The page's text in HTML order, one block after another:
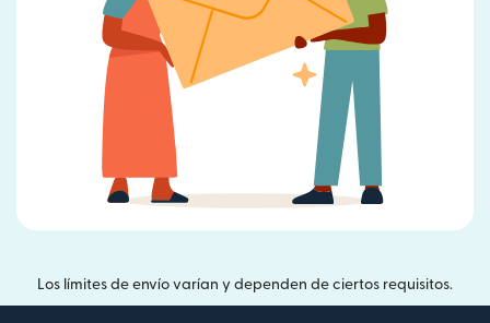
Los límites de envío varían y dependen de ciertos requisitos.